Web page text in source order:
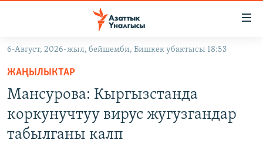
Навигацияга
өтүңүз
Издөөгө
салыңызКЫРГЫЗСТАН
САЯСАТ
ДҮЙНӨ
УКРАИНА
6-Август, 2026-жыл, бейшемби, Бишкек убактысы 18:53
ЖАҢЫЛЫКТАР
Мансурова: Кыргызстанда
коркунучтуу вирус жугузгандар
табылганы калп